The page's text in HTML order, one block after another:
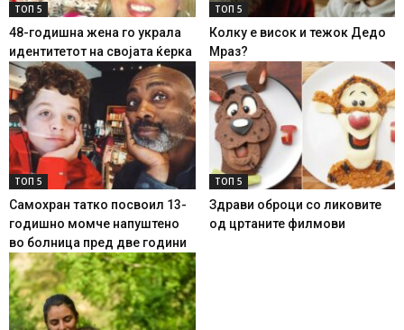
ТОП 5
48-годишна жена го украла
идентитетот на својата ќерка
ТОП 5
Колку е висок и тежок Дедо
Мраз?
ТОП 5
Самохран татко посвоил 13-
годишно момче напуштено
во болница пред две години
ТОП 5
Здрави оброци со ликовите
од цртаните филмови